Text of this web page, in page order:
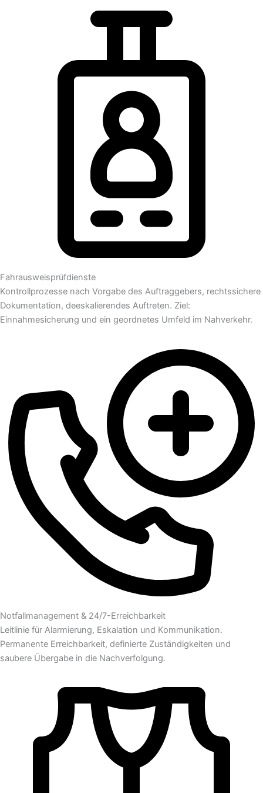
Fahrausweisprüfdienste
Kontrollprozesse nach Vorgabe des Auftraggebers, rechtssichere
Dokumentation, deeskalierendes Auftreten. Ziel:
Einnahmesicherung und ein geordnetes Umfeld im Nahverkehr.
Notfallmanagement & 24/7-Erreichbarkeit
Leitlinie für Alarmierung, Eskalation und Kommunikation.
Permanente Erreichbarkeit, definierte Zuständigkeiten und
saubere Übergabe in die Nachverfolgung.